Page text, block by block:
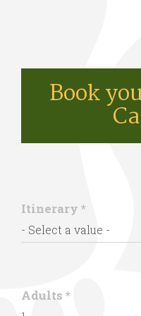
Book
Itinerary *
Adults *